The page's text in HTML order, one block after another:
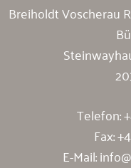
Breiholdt Voscherau
Telefon:
Fax:
E-Mail: